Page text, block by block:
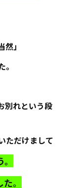
」
別れという段
ただけまして
。